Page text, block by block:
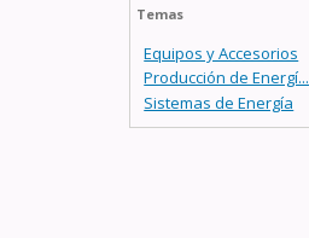
Temas
Equipos y Accesorios
Producción de Energí...
Sistemas de Energía